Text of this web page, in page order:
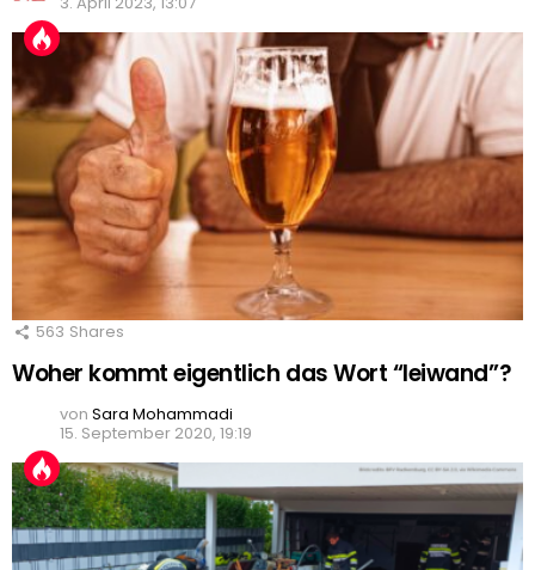
563 Shares
Woher kommt eigentlich das Wort “leiwand”?
von Sara Mohammadi
15. September 2020, 19:19